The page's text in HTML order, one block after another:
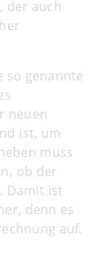
der auch
so genannte
neuen
ist, um
muss
ob der
Damit ist
denn es
auf.